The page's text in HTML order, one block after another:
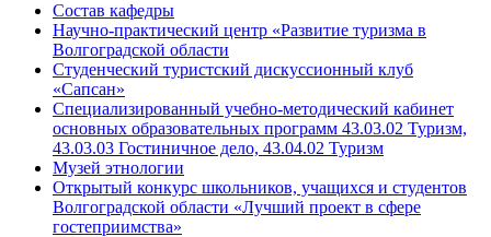
Состав кафедры
Научно-практический центр «Развитие туризма в
Волгоградской области
Студенческий туристский дискуссионный клуб
«Сапсан»
Специализированный учебно-методический кабинет
основных образовательных программ 43.03.02 Туризм,
43.03.03 Гостиничное дело, 43.04.02 Туризм
Музей этнологии
Открытый конкурс школьников, учащихся и студентов
Волгоградской области «Лучший проект в сфере
гостеприимства»